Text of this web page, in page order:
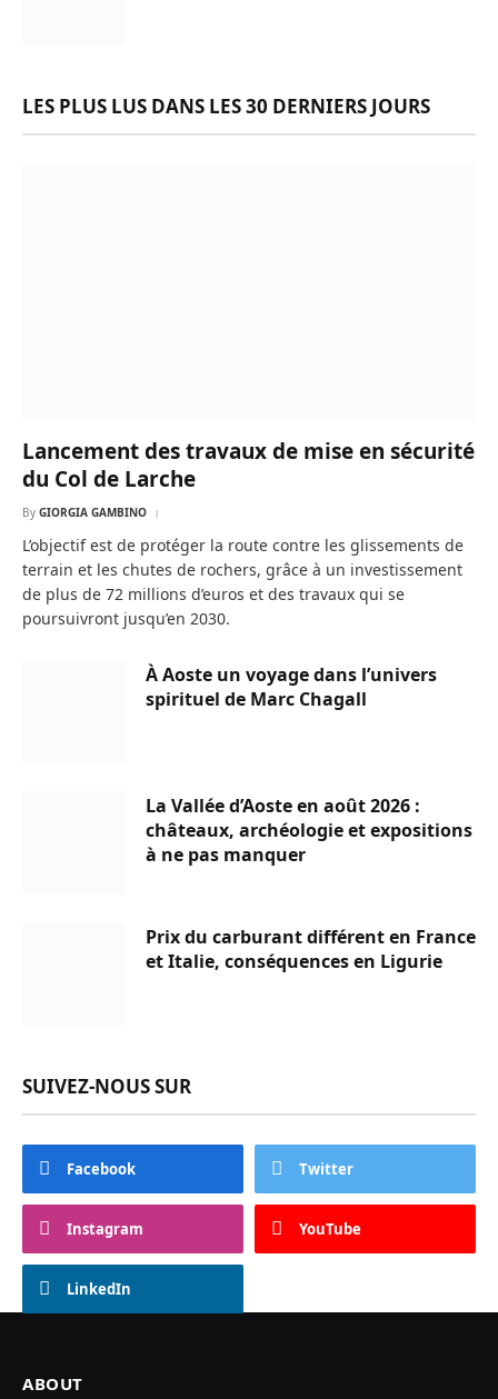
LES PLUS LUS DANS LES 30 DERNIERS JOURS
Lancement des travaux de mise en sécurité
du Col de Larche
By GIORGIA GAMBINO
L’objectif est de protéger la route contre les glissements de
terrain et les chutes de rochers, grâce à un investissement
de plus de 72 millions d’euros et des travaux qui se
poursuivront jusqu’en 2030.
À Aoste un voyage dans l’univers
spirituel de Marc Chagall
La Vallée d’Aoste en août 2026 :
châteaux, archéologie et expositions
à ne pas manquer
Prix du carburant différent en France
et Italie, conséquences en Ligurie
SUIVEZ-NOUS SUR
Facebook Twitter
Instagram YouTube
LinkedIn
ABOUT